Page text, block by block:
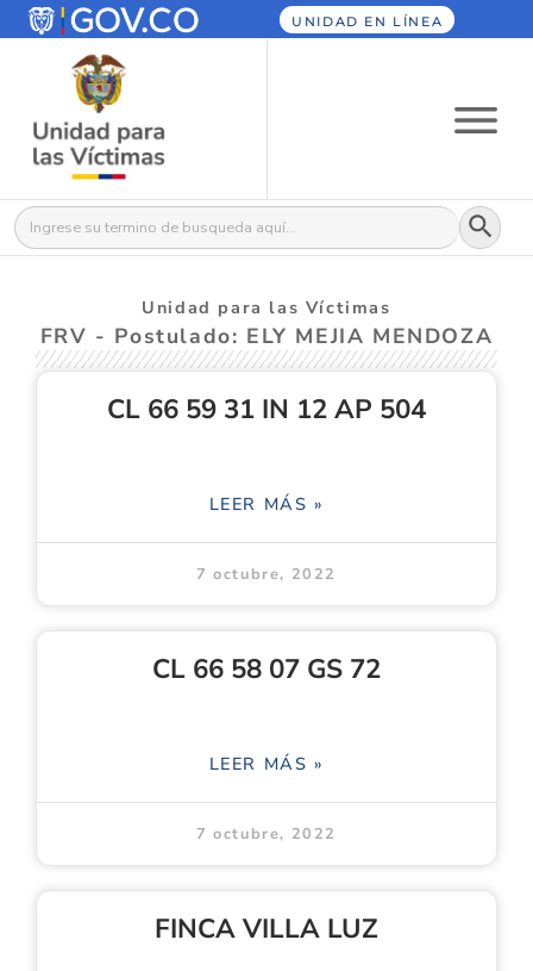
UNIDAD EN LÍNEA
Buscar: Botón
Unidad para las Víctimas
FRV - Postulado: ELY MEJIA MENDOZA
CL 66 59 31 IN 12 AP 504
LEER MÁS »
7 octubre, 2022
CL 66 58 07 GS 72
LEER MÁS »
7 octubre, 2022
FINCA VILLA LUZ